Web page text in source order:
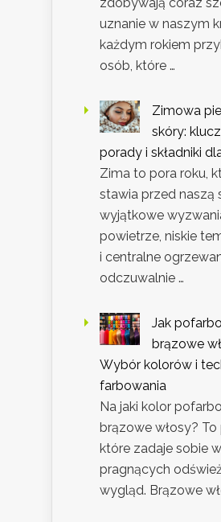
uznanie w naszym
każdym rokiem
osób, które …
Zimowa
skóry:
porady i składniki
Zima to pora roku,
stawia przed naszą
wyjątkowe
powietrze, niskie
i centralne
odczuwalnie …
Jak
brązowe
Wybór kolorów i
farbowania
Na jaki kolor
brązowe włosy? To
które zadaje sobie
pragnących
wygląd. Brązowe